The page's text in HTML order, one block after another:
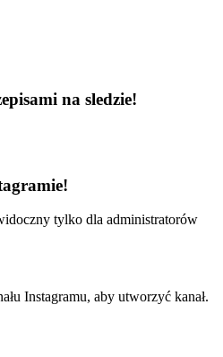
na sledzie!
tylko dla administratorów
Instagramu, aby utworzyć kanał.